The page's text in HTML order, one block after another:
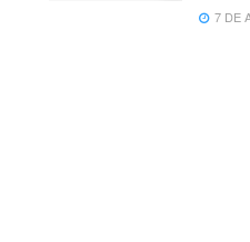
7 DE